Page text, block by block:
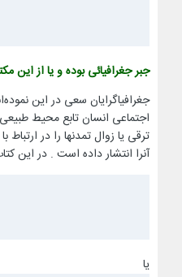
جبرجغرافیائی بوده و یا از این
جغرافیاگرایان سعی در این
اجتماعی انسان تابع محیط
آنرا انتشار داده است . در
یا